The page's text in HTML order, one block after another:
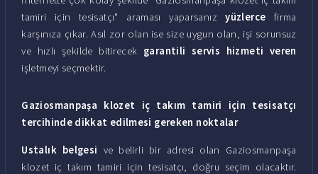
tamiri için tesisatçı" araması yaparsanızyüzlerce firma
karşınıza çıkar. Asıl zor olan ise size uygun olan, işi sorunsuz
ve hızlı şekilde bitirecek garantili servis hizmeti veren
işletmeyi seçmektir.
Gaziosmanpaşa klozet iç takım tamiri için tesisatçı
tercihinde dikkat edilmesi gereken noktalar
Ustalık belgesi ve belirli bir adresi olan Gaziosmanpaşa
klozet iç takım tamiri için tesisatçı, doğru seçim olacaktır.